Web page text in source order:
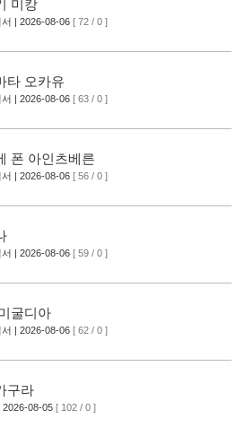
미캉
| 2026-08-06 [ 72 / 0 ]
타 오카유
| 2026-08-06 [ 63 / 0 ]
폰 아인츠베른
| 2026-08-06 [ 56 / 0 ]
| 2026-08-06 [ 59 / 0 ]
굴디아
| 2026-08-06 [ 62 / 0 ]
구라
2026-08-05 [ 102 / 0 ]